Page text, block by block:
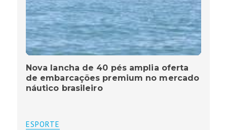
Nova lancha de 40 pés amplia oferta
de embarcações premium no mercado
náutico brasileiro
ESPORTE